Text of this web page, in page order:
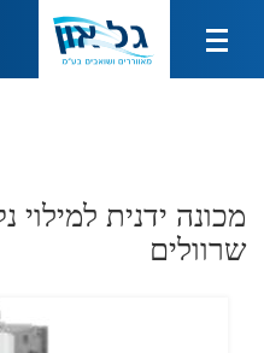
מוצרי איוורור ושאיבה
שרוולים